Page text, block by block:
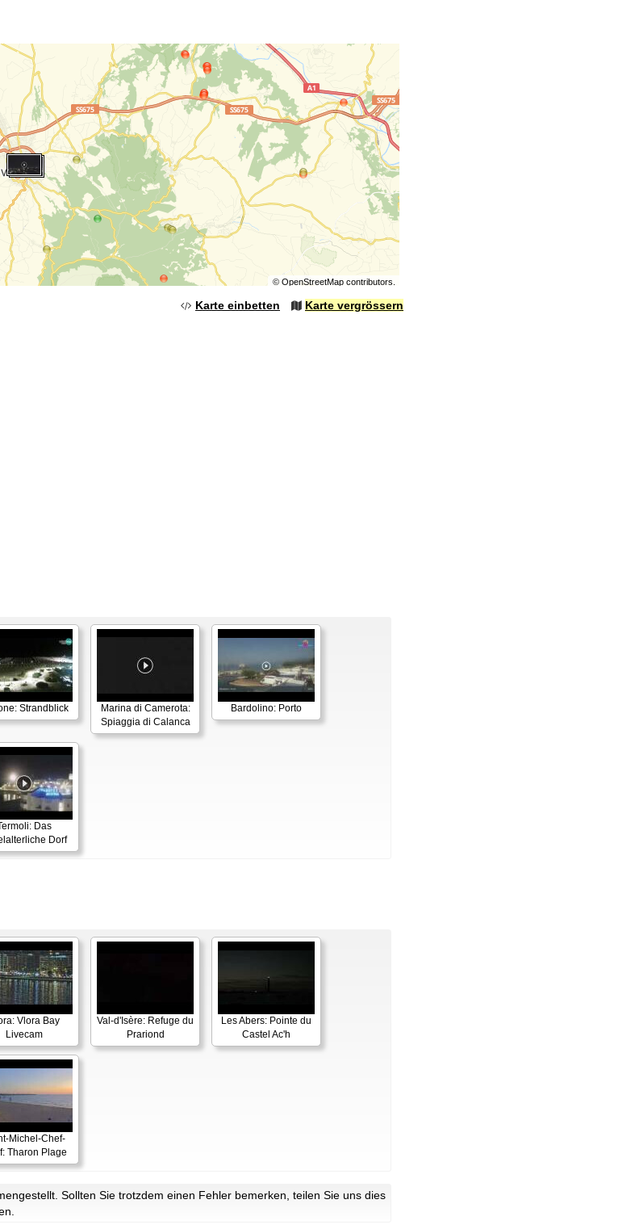
© OpenStreetMapcontributors.
Karte einbetten Karte vergrössern
Strandblick
Marina di Camerota:
Spiaggia di Calanca
Bardolino: Porto
Das
Dorf
Vlora Bay
Livecam
Val-d'Isère: Refuge du
Prariond
Les Abers: Pointe du
Castel Ac'h
Michel-Chef-
Tharon Plage
Sollten Sie trotzdem einen Fehler bemerken, teilen Sie uns dies